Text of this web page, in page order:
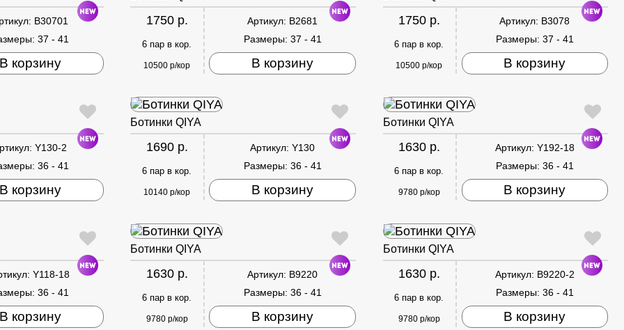
B30701
37 - 41
В корзину
1750 р.
6 пар в кор.
10500 р/кор
Артикул: B2681
Размеры: 37 - 41
В корзину
1750 р.
6 пар в кор.
10500 р/кор
Артикул: B3078
Размеры: 37 - 41
В корзину
Y130-2
36 - 41
В корзину
Ботинки QIYA
1690 р.
6 пар в кор.
10140 р/кор
Артикул:Y130
Размеры: 36 - 41
В корзину
Ботинки QIYA
1630 р.
6 пар в кор.
9780 р/кор
Артикул: Y192-18
Размеры: 36 - 41
В корзину
Y118-18
36 - 41
В корзину
Ботинки QIYA
1630 р.
6 пар в кор.
9780 р/кор
Артикул: B9220
Размеры: 36 - 41
В корзину
Ботинки QIYA
1630 р.
6 пар в кор.
9780 р/кор
Артикул: B9220-2
Размеры: 36 - 41
В корзину